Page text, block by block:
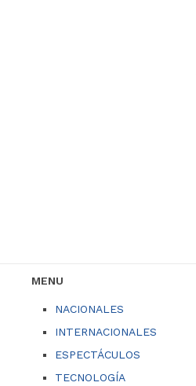
MENU
NACIONALES
INTERNACIONALES
ESPECTÁCULOS
TECNOLOGÍA